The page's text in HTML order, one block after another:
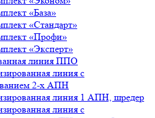
«База»
«Стандарт»
«Профи»
«Эксперт»
линия ППО
линия с
2-х АПН
линия 1 АПН, шредер
линия с